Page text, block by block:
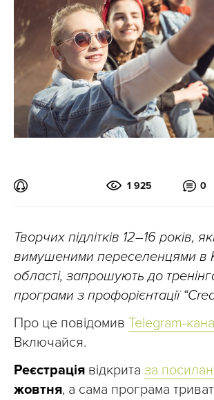
1 925 0
Творчих підлітків 12–16 років,
вимушеними переселенцями в
області, запрошують до
програми з профорієнтації
Про це повідомив Telegram-
Включайся.
Реєстрація відкрита за
жовтня, а сама програма